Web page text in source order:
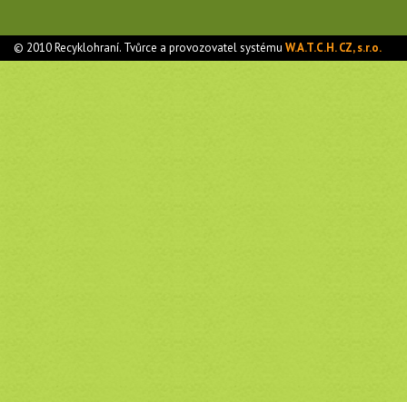
© 2010 Recyklohraní. Tvůrce a provozovatel systémuW.A.T.C.H. CZ, s.r.o.